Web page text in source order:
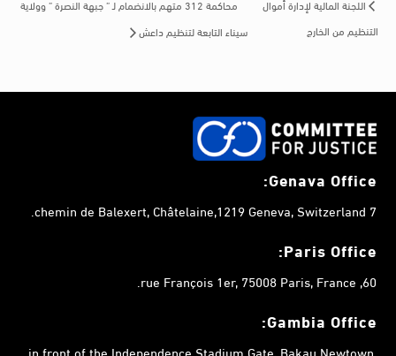
اللجنة المالية لإدارة أموال
التنظيم من الخارج
محاكمة 312 متهم بالانضمام لـ ” جبهة النصرة ” وولاية
سيناء التابعة لتنظيم داعش
Genava Office:
7 chemin de Balexert, Châtelaine,1219 Geneva, Switzerland.
Paris Office:
60, rue François 1er, 75008 Paris, France.
Gambia Office: